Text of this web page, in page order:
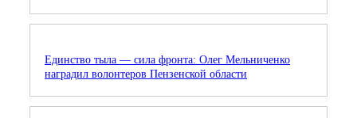
Единство тыла — сила фронта: Олег Мельниченко
наградил волонтеров Пензенской области